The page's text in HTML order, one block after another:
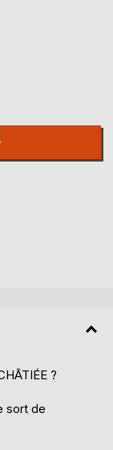
?
sort de